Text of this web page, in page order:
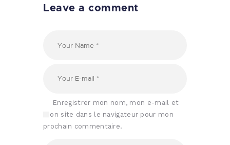
Leave a comment
Enregistrer mon nom, mon e-mail et
mon site dans le navigateur pour mon
prochain commentaire.